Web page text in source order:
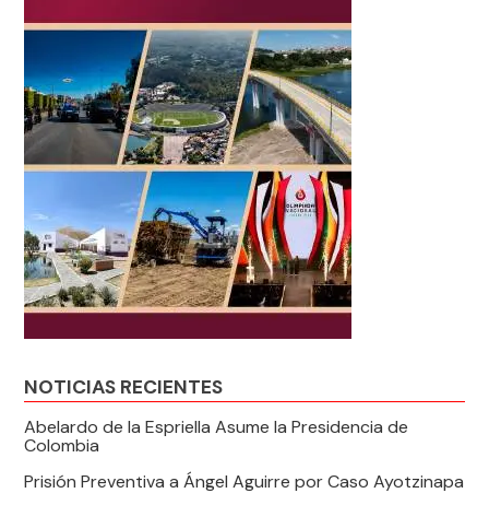
NOTICIAS RECIENTES
Abelardo de la Espriella Asume la Presidencia de
Colombia
Prisión Preventiva a Ángel Aguirre por Caso Ayotzinapa